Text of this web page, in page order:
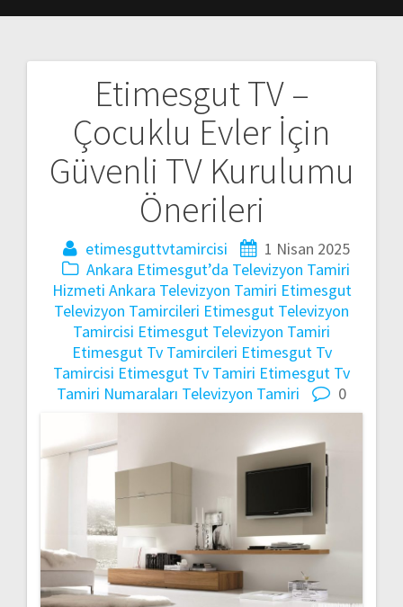
Etimesgut TV –
Çocuklu Evler İçin
Güvenli TV Kurulumu
Önerileri
etimesguttvtamircisi
1 Nisan 2025
Ankara Etimesgut’da Televizyon Tamiri
Hizmeti Ankara Televizyon Tamiri Etimesgut
Televizyon Tamircileri Etimesgut Televizyon
Tamircisi Etimesgut Televizyon Tamiri
Etimesgut Tv Tamircileri Etimesgut Tv
Tamircisi Etimesgut Tv Tamiri Etimesgut Tv
Tamiri Numaraları Televizyon Tamiri 0
gezinmesi